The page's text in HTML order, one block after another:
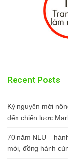
Recent Posts
Kỷ nguyên mới
đến chiến lược
70 năm NLU –
mới, đồng hành